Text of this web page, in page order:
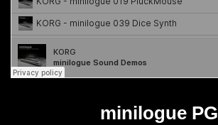
minilogue PG